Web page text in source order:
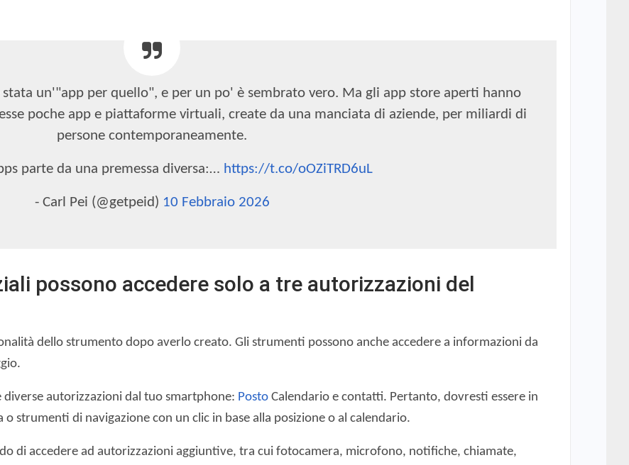
stata un'"app per quello", e per un po' è sembrato vero. Ma gli app store aperti hanno
poche app e piattaforme virtuali, create da una manciata di aziende, per miliardi di
persone contemporaneamente.
parte da una premessa diversa:… https://t.co/oOZiTRD6uL
- Carl Pei (@getpeid) 10 Febbraio 2026
possono accedere solo a tre autorizzazioni del
dello strumento dopo averlo creato. Gli strumenti possono anche accedere a informazioni da
autorizzazioni dal tuo smartphone: Posto Calendario e contatti. Pertanto, dovresti essere in
strumenti di navigazione con un clic in base alla posizione o al calendario.
di accedere ad autorizzazioni aggiuntive, tra cui fotocamera, microfono, notifiche, chiamate,